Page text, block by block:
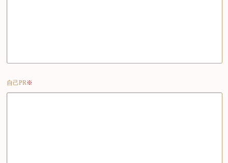
自己PR※